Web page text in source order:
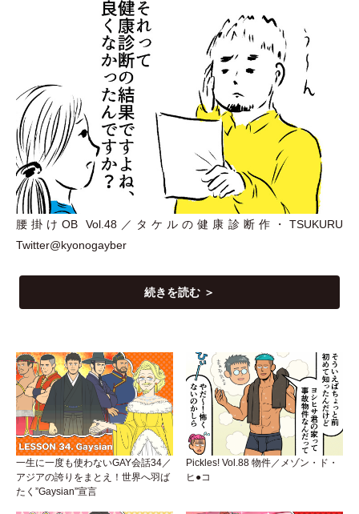
腰掛けOB Vol.48／タケルの健康診断作 ・ TSUKURU
Twitter@kyonogayber
続きを読む ＞
一生に一度も使わないGAY会話34／
アジアの誇りをまとえ！世界へ羽ば
たく”Gaysian”宣言
Pickles! Vol.88 物件／メゾン・ド・
ヒ●コ